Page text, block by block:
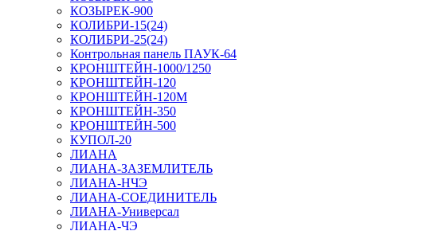
КОЗЫРЕК-900
КОЛИБРИ-15(24)
КОЛИБРИ-25(24)
Контрольная панель ПАУК-64
КРОНШТЕЙН-1000/1250
КРОНШТЕЙН-120
КРОНШТЕЙН-120М
КРОНШТЕЙН-350
КРОНШТЕЙН-500
КУПОЛ-20
ЛИАНА
ЛИАНА-ЗАЗЕМЛИТЕЛЬ
ЛИАНА-НЧЭ
ЛИАНА-СОЕДИНИТЕЛЬ
ЛИАНА-Универсал
ЛИАНА-ЧЭ